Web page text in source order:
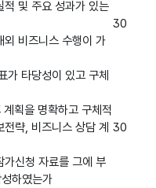
적 및 주요 성과가 있는
외 비즈니스 수행이 가
30
가 타당성이 있고 구체
획을 명확하고 구체적
략, 비즈니스 상담 계
가신청 자료를 그에 부
하였는가
30